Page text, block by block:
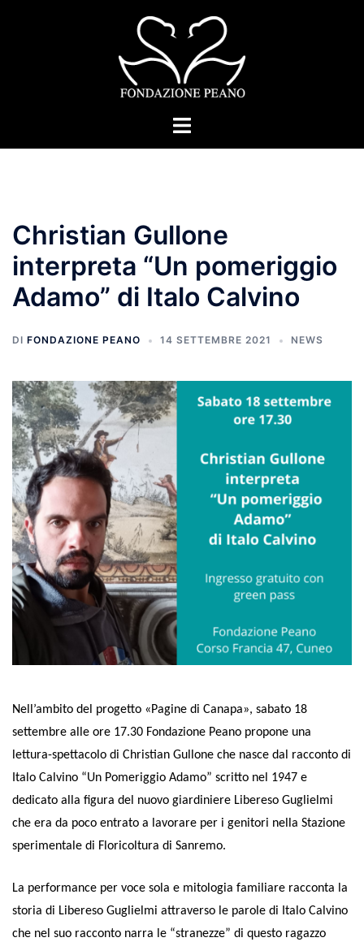
Mostra/Nascondi
Christian Gullone
interpreta “Un pomeriggio
Adamo” di Italo Calvino
DI FONDAZIONE PEANO 14 SETTEMBRE 2021 NEWS
Nell’ambito del progetto «Pagine di Canapa», sabato 18
settembre alle ore 17.30 Fondazione Peano propone una
lettura-spettacolo di Christian Gullone che nasce dal racconto di
Italo Calvino “Un Pomeriggio Adamo” scritto nel 1947 e
dedicato alla figura del nuovo giardiniere Libereso Guglielmi
che era da poco entrato a lavorare per i genitori nella Stazione
sperimentale di Floricoltura di Sanremo.
La performance per voce sola e mitologia familiare racconta la
storia di Libereso Guglielmi attraverso le parole di Italo Calvino
che nel suo racconto narra le “stranezze” di questo ragazzo